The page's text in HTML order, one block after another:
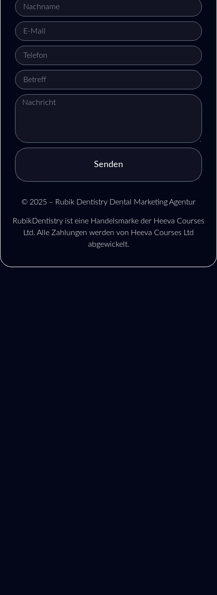
Senden
© 2025 – Rubik Dentistry Dental Marketing Agentur
RubikDentistry ist eine Handelsmarke der Heeva Courses
Ltd. Alle Zahlungen werden von Heeva Courses Ltd
abgewickelt.